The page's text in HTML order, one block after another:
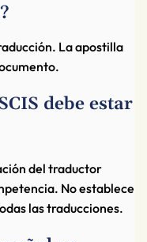
La apostilla
debe estar
del traductor
No establece
las traducciones.